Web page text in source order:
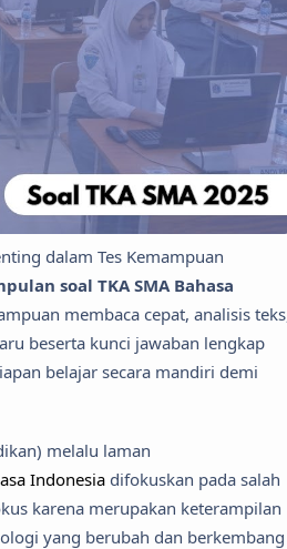
dalam Tes Kemampuan
soal TKA SMA Bahasa
membaca cepat, analisis
beserta kunci jawaban lengkap
belajar secara mandiri demi
melalu laman
Indonesia difokuskan pada salah
karena merupakan keterampilan
yang berubah dan berkembang